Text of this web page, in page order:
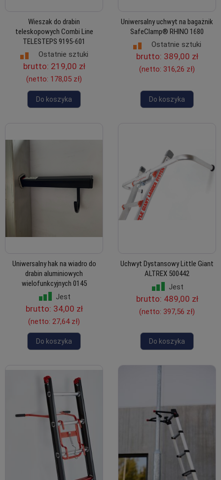
Wieszak do drabin
teleskopowych Combi Line
TELESTEPS 9195-601
Ostatnie sztuki
brutto: 219,00 zł
(netto: 178,05 zł)
Do koszyka
Uniwersalny uchwyt na bagażnik
SafeClamp® RHINO 1680
Ostatnie sztuki
brutto: 389,00 zł
(netto: 316,26 zł)
Do koszyka
Uniwersalny hak na wiadro do
drabin aluminiowych
wielofunkcyjnych 0145
Jest
brutto: 34,00 zł
(netto: 27,64 zł)
Do koszyka
Uchwyt Dystansowy Little Giant
ALTREX 500442
Jest
brutto: 489,00 zł
(netto: 397,56 zł)
Do koszyka